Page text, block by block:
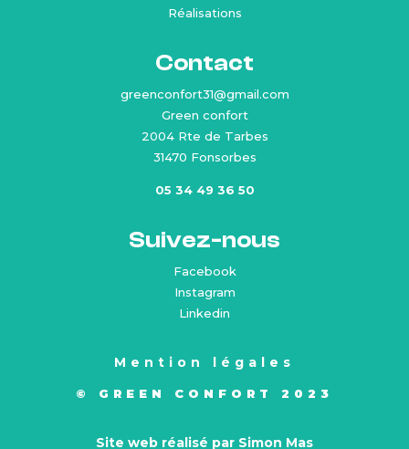
Réalisations
Contact
greenconfort31@gmail.com
Green confort
2004 Rte de Tarbes
31470 Fonsorbes
05 34 49 36 50
Suivez-nous
Facebook
Instagram
Linkedin
Mention légales
© GREEN CONFORT 2023
Site web réalisé par Simon Mas